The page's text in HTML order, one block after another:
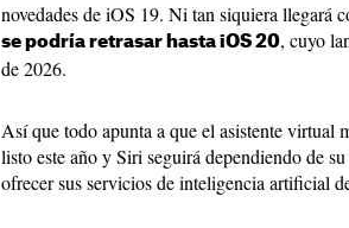
novedades de iOS 19. Ni tan siquiera llegará
se podría retrasar hasta iOS 20, cuyo
de 2026.
Así que todo apunta a que el asistente virtual
listo este año y Siri seguirá dependiendo de
ofrecer sus servicios de inteligencia artificial